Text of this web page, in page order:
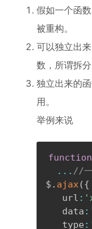
假如一个函
被重构。
可以独立出
数，所谓拆分
独立出来的
用。
举例来说
function
... //一
$ . ajax({
   url
:
   data
:
   type
: